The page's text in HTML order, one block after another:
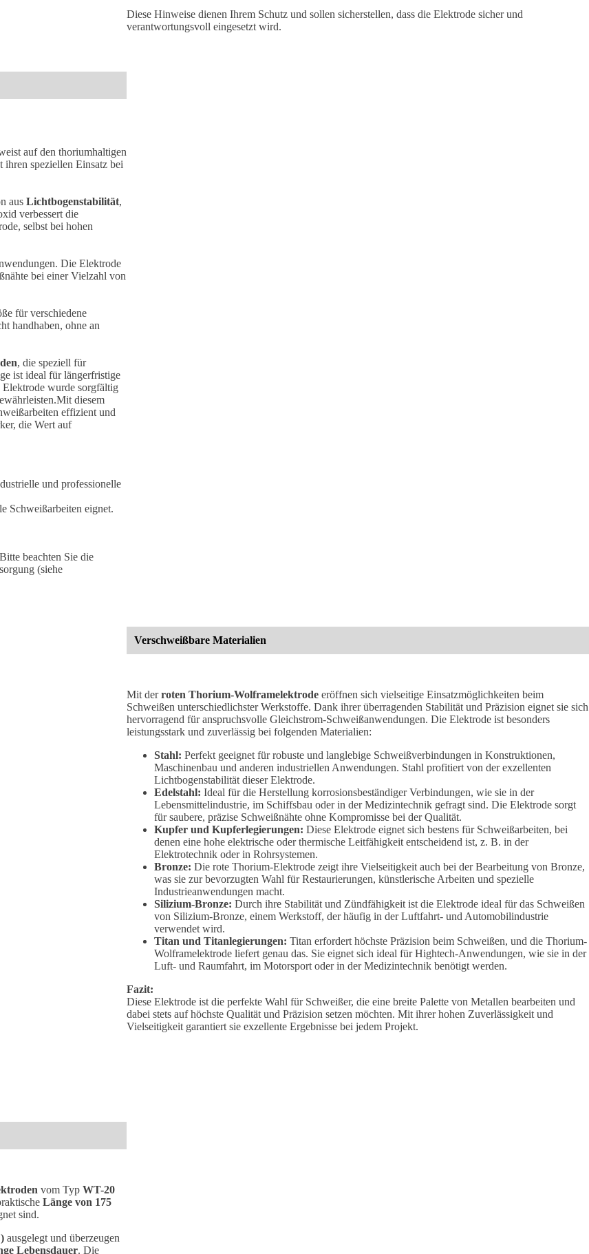
Diese Hinweise dienen Ihrem Schutz und sollen sicherstellen, dass die Elektrode sicher und
verantwortungsvoll eingesetzt wird.
auf den thoriumhaltigen
speziellen Einsatz bei
aus Lichtbogenstabilität,
verbessert die
selbst bei hohen
Die Elektrode
bei einer Vielzahl von
für verschiedene
handhaben, ohne an
, die speziell für
ist ideal für längerfristige
Elektrode wurde sorgfältig
diesem
effizient und
die Wert auf
und professionelle
Schweißarbeiten eignet.
beachten Sie die
(siehe
Verschweißbare Materialien
Mit derroten Thorium-Wolframelektrode eröffnen sich vielseitige Einsatzmöglichkeiten beim
Schweißen unterschiedlichster Werkstoffe. Dank ihrer überragenden Stabilität und Präzision eignet sie sich
hervorragend für anspruchsvolle Gleichstrom-Schweißanwendungen. Die Elektrode ist besonders
leistungsstark und zuverlässig bei folgenden Materialien:
Stahl: Perfekt geeignet für robuste und langlebige Schweißverbindungen in Konstruktionen,
Maschinenbau und anderen industriellen Anwendungen. Stahl profitiert von der exzellenten
Lichtbogenstabilität dieser Elektrode.
Edelstahl: Ideal für die Herstellung korrosionsbeständiger Verbindungen, wie sie in der
Lebensmittelindustrie, im Schiffsbau oder in der Medizintechnik gefragt sind. Die Elektrode sorgt
für saubere, präzise Schweißnähte ohne Kompromisse bei der Qualität.
Kupfer und Kupferlegierungen: Diese Elektrode eignet sich bestens für Schweißarbeiten, bei
denen eine hohe elektrische oder thermische Leitfähigkeit entscheidend ist, z. B. in der
Elektrotechnik oder in Rohrsystemen.
Bronze: Die rote Thorium-Elektrode zeigt ihre Vielseitigkeit auch bei der Bearbeitung von Bronze,
was sie zur bevorzugten Wahl für Restaurierungen, künstlerische Arbeiten und spezielle
Industrieanwendungen macht.
Silizium-Bronze: Durch ihre Stabilität und Zündfähigkeit ist die Elektrode ideal für das Schweißen
von Silizium-Bronze, einem Werkstoff, der häufig in der Luftfahrt- und Automobilindustrie
verwendet wird.
Titan und Titanlegierungen: Titan erfordert höchste Präzision beim Schweißen, und die Thorium-
Wolframelektrode liefert genau das. Sie eignet sich ideal für Hightech-Anwendungen, wie sie in der
Luft- und Raumfahrt, im Motorsport oder in der Medizintechnik benötigt werden.
Fazit:
Diese Elektrode ist die perfekte Wahl für Schweißer, die eine breite Palette von Metallen bearbeiten und
dabei stets auf höchste Qualität und Präzision setzen möchten. Mit ihrer hohen Zuverlässigkeit und
Vielseitigkeit garantiert sie exzellente Ergebnisse bei jedem Projekt.
vom Typ WT-20
Länge von 175
sind.
ausgelegt und überzeugen
Lebensdauer. Die